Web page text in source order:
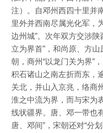
注）。
自邓州西四十里并
里外并西南尽属光化军
边州城”。 次年双方交涉陕
立为界首”，和尚原、方
朝，商州“以龙门关为界”，
积石诸山之南左折而东，
关北，并山入京兆，络商
淮之中流为界，而与宋为表
线状疆界。
唐、邓一带也
唐、邓间”， 宋朝还对“分